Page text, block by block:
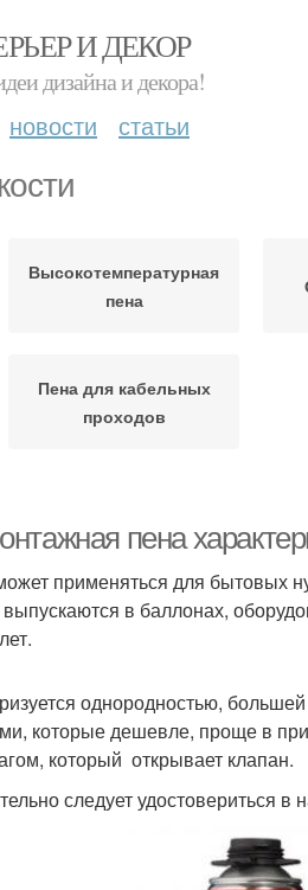
И ДЕКОР
дизайна и декора!
новости статьи
Высокотемпературная
пена
Пена для кабельных
проходов
пена
применяться для бытовых
в баллонах,
однородностью,
которые дешевле, проще в
который открывает клапан.
следует удостовериться